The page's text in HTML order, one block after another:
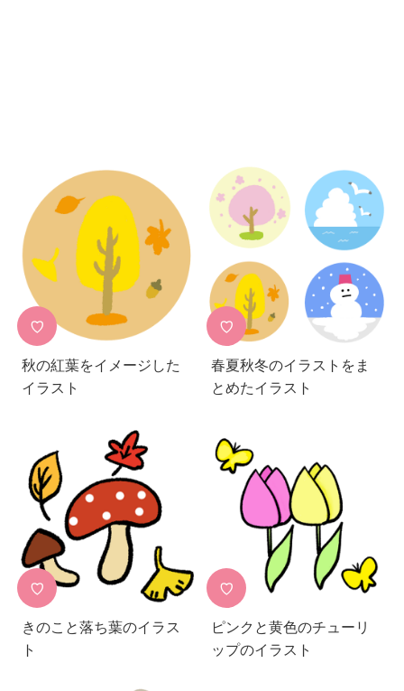
♡
秋の紅葉をイメージした
イラスト
♡
春夏秋冬のイラストをま
とめたイラスト
♡
きのこと落ち葉のイラス
ト
♡
ピンクと黄色のチューリ
ップのイラスト